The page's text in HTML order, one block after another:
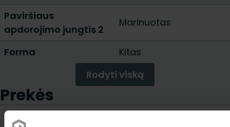
Paviršiaus
apdorojimo jungtis 2
Marinuotas
Forma
Kitas
Rodyti viską
Prekės